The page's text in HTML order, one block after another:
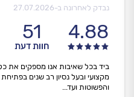
נבדק לאחרונה ב-27.07.2026
4.88
51
חוות דעת
ביד בכל שאיבות אנו מספקים את
מקצועי ובעל נסיון רב שנים
והפשוטות ועד...